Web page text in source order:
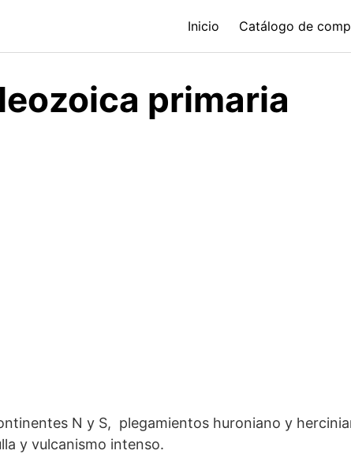
Inicio Catálogo de
primaria
N y S, plegamientos huroniano y
y vulcanismo intenso.